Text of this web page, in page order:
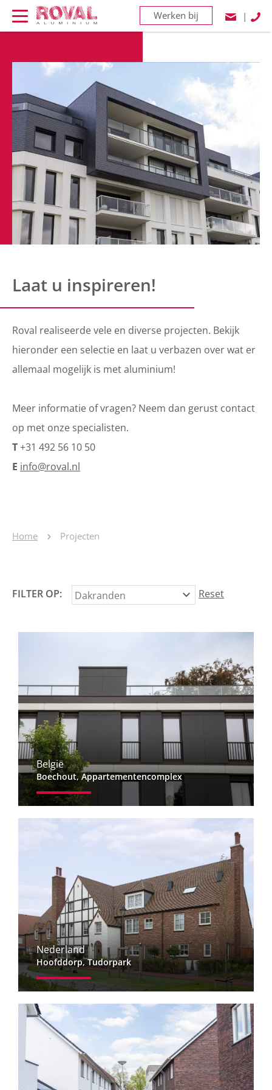
Werken bij |
Laat u inspireren!
Roval realiseerde vele en diverse projecten. Bekijk
hieronder een selectie en laat u verbazen over wat er
allemaal mogelijk is met aluminium!
Meer informatie of vragen? Neem dan gerust contact
op met onze specialisten.
T+31 492 56 10 50
E info@roval.nl
Home Projecten
FILTER OP: Reset
België
Boechout, Appartementencomplex
Nederland
Hoofddorp, Tudorpark